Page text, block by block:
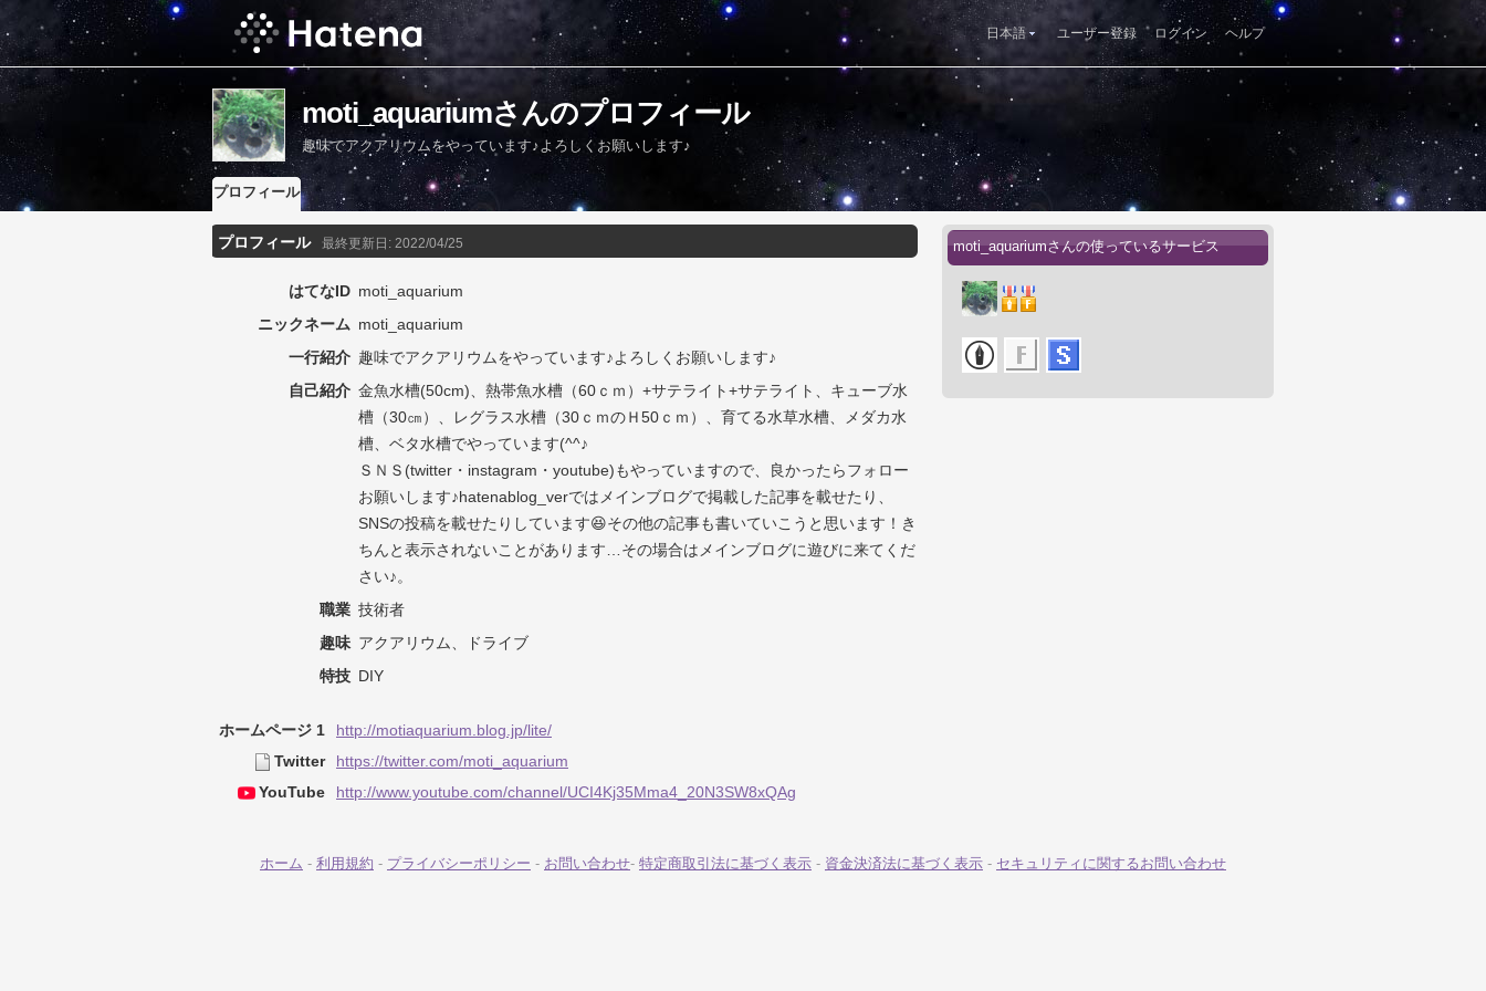
日本語 ユーザー登録 ログイン ヘルプ
moti_aquariumさんのプロフィール
趣味でアクアリウムをやっています♪よろしくお願いします♪
プロフィール
プロフィール 最終更新日: 2022/04/25
はてなID moti_aquarium
ニックネーム moti_aquarium
一行紹介 趣味でアクアリウムをやっています♪よろしくお願いします♪
自己紹介 金魚水槽(50cm)、熱帯魚水槽（60ｃｍ）+サテライト+サテライト、キューブ水
槽（30㎝）、レグラス水槽（30ｃｍのＨ50ｃｍ）、育てる水草水槽、メダカ水
槽、ベタ水槽でやっています(^^♪
ＳＮＳ(twitter・instagram・youtube)もやっていますので、良かったらフォロー
お願いします♪hatenablog_verではメインブログで掲載した記事を載せたり、
SNSの投稿を載せたりしています😆その他の記事も書いていこうと思います！き
ちんと表示されないことがあります…その場合はメインブログに遊びに来てくだ
さい♪。
職業 技術者
趣味 アクアリウム、ドライブ
特技 DIY
ホームページ 1
http://motiaquarium.blog.jp/lite/
Twitter
https://twitter.com/moti_aquarium
YouTube
http://www.youtube.com/channel/UCI4Kj35Mma4_20N3SW8xQAg
moti_aquariumさんの使っているサービス
ホーム - 利用規約 - プライバシーポリシー - お問い合わせ- 特定商取引法に基づく表示 - 資金決済法に基づく表示 - セキュリティに関するお問い合わせ